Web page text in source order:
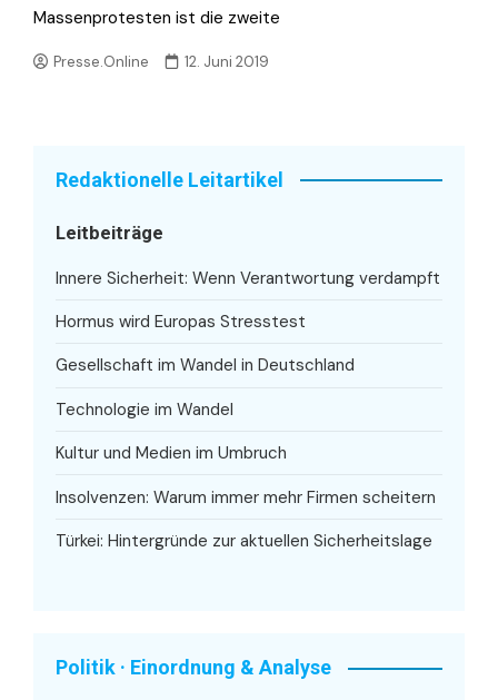
Massenprotesten ist die zweite
Presse.Online 12. Juni 2019
Redaktionelle Leitartikel
Leitbeiträge
Innere Sicherheit: Wenn Verantwortung verdampft
Hormus wird Europas Stresstest
Gesellschaft im Wandel in Deutschland
Technologie im Wandel
Kultur und Medien im Umbruch
Insolvenzen: Warum immer mehr Firmen scheitern
Türkei: Hintergründe zur aktuellen Sicherheitslage
Politik · Einordnung & Analyse